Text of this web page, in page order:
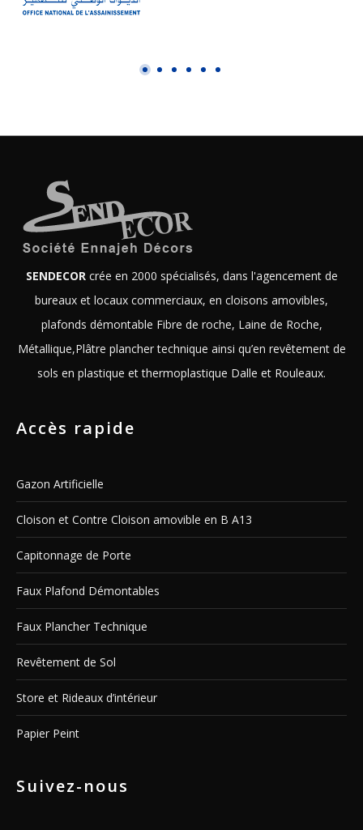
SENDECORcrée en 2000 spécialisés, dans l'agencement de
bureaux et locaux commerciaux, en cloisons amovibles,
plafonds démontable Fibre de roche, Laine de Roche,
Métallique,Plâtre plancher technique ainsi qu’en revêtement de
sols en plastique et thermoplastique Dalle et Rouleaux.
Accès rapide
Gazon Artificielle
Cloison et Contre Cloison amovible en B A13
Capitonnage de Porte
Faux Plafond Démontables
Faux Plancher Technique
Revêtement de Sol
Store et Rideaux d’intérieur
Papier Peint
Suivez-nous